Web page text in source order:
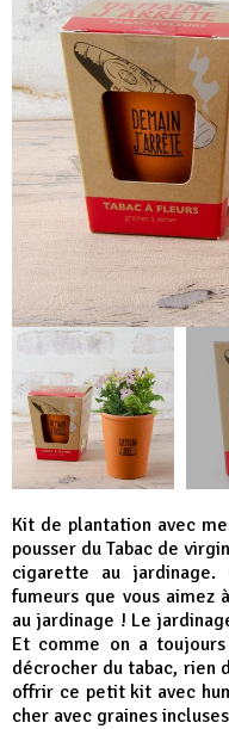
Kit de plantation avec
pousser du Tabac de
cigarette au
fumeurs que vous aimez
au jardinage ! Le
Et comme on a
décrocher du tabac, rien
offrir ce petit kit avec
cher avec graines